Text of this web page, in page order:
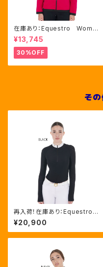
在庫あり：Equestro Wome
n's インターロックフロントジ
ップ フーディ ピンク・ブルー
2色（ETW00046）
¥13,745
30%OFF
そ
再入荷！在庫あり：Equestro
Women's メッシュインサート
競技用シャツ BLACK,WHITE
（ETW00189）
¥20,900